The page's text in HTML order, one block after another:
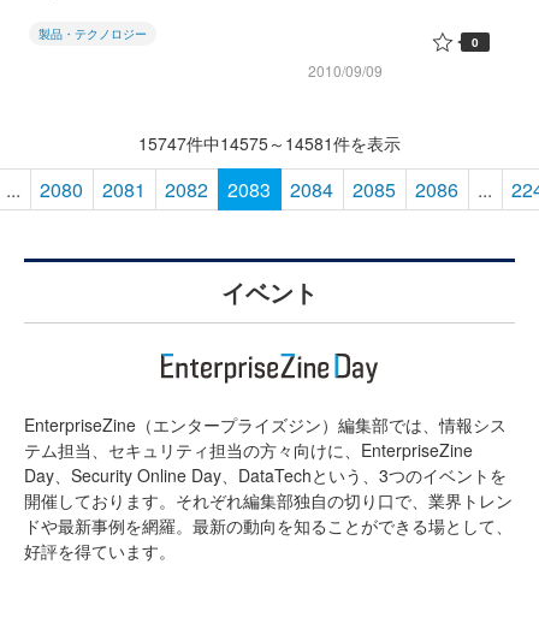
製品・テクノロジー
2010/09/09
0
15747件中14575～14581件を表示
... 2080 2081 2082 2083 2084 2085 2086 ...
イベント
EnterpriseZine（エンタープライズジン）編集部では、情報シス
テム担当、セキュリティ担当の方々向けに、EnterpriseZine
Day、Security Online Day、DataTechという、3つのイベントを
開催しております。それぞれ編集部独自の切り口で、業界トレン
ドや最新事例を網羅。最新の動向を知ることができる場として、
好評を得ています。